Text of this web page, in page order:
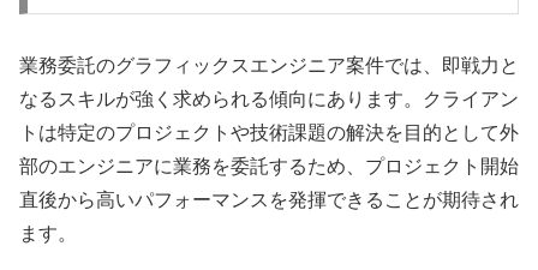
業務委託のグラフィックスエンジニア案件では、即戦力と
なるスキルが強く求められる傾向にあります。クライアン
トは特定のプロジェクトや技術課題の解決を目的として外
部のエンジニアに業務を委託するため、プロジェクト開始
直後から高いパフォーマンスを発揮できることが期待され
ます。